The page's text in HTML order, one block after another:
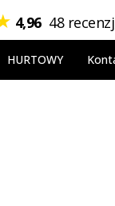
4,96 48
HURTOWY